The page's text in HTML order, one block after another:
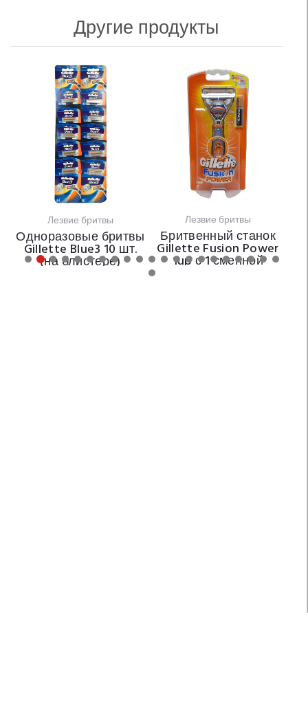
Другие продукты
Лезвие бритвы
Одноразовые бритвы
Gillette Blue3 10 шт.
(на блистере)
Лезвие бритвы
Бритвенный станок
Gillette Fusion Power
1up с 1 сменной